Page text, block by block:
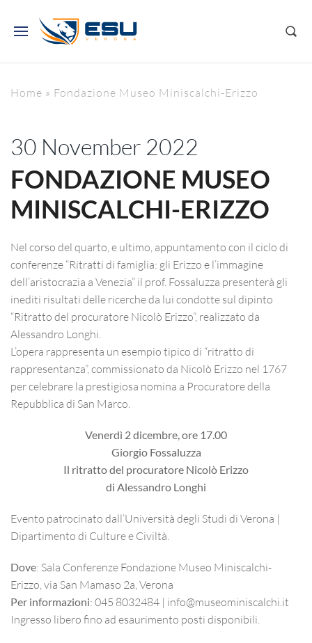
Home » Fondazione Museo Miniscalchi-Erizzo
30 November 2022
FONDAZIONE MUSEO
MINISCALCHI-ERIZZO
Nel corso del quarto, e ultimo, appuntamento con il ciclo di
conferenze “Ritratti di famiglia: gli Erizzo e l’immagine
dell’aristocrazia a Venezia” il prof. Fossaluzza presenterà gli
inediti risultati delle ricerche da lui condotte sul dipinto
“Ritratto del procuratore Nicolò Erizzo”, realizzato da
Alessandro Longhi.
L’opera rappresenta un esempio tipico di “ritratto di
rappresentanza”, commissionato da Nicolò Erizzo nel 1767
per celebrare la prestigiosa nomina a Procuratore della
Repubblica di San Marco.
Venerdì 2 dicembre, ore 17.00
Giorgio Fossaluzza
Il ritratto del procuratore Nicolò Erizzo
di Alessandro Longhi
Evento patrocinato dall’Università degli Studi di Verona |
Dipartimento di Culture e Civiltà.
Dove: Sala Conferenze Fondazione Museo Miniscalchi-
Erizzo, via San Mamaso 2a, Verona
Per informazioni: 045 8032484 | info@museominiscalchi.it
Ingresso libero fino ad esaurimento posti disponibili.